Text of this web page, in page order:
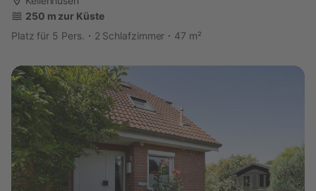
250 m zur Küste
Platz für 5 Pers.
2 Schlafzimmer 47 m²